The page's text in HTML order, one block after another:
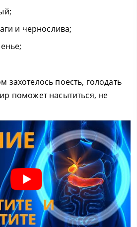
и чернослива;
захотелось поесть, голодать
поможет насытиться, не